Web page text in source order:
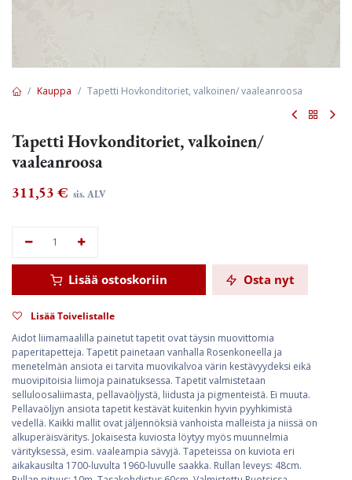
Kauppa Tapetti Hovkonditoriet, valkoinen/ vaaleanroosa
Tapetti Hovkonditoriet, valkoinen/
vaaleanroosa
311,53 € sis. ALV
Lisää ostoskoriin Osta nyt
Lisää Toivelistalle
Aidot liimamaalilla painetut tapetit ovat täysin muovittomia
paperitapetteja. Tapetit painetaan vanhalla Rosenkoneella ja
menetelmän ansiota ei tarvita muovikalvoa värin kestävyydeksi eikä
muovipitoisia liimoja painatuksessa. Tapetit valmistetaan
selluloosaliimasta, pellavaöljystä, liidusta ja pigmenteistä. Ei muuta.
Pellavaöljyn ansiota tapetit kestävät kuitenkin hyvin pyyhkimistä
vedellä. Kaikki mallit ovat jäljennöksiä vanhoista malleista ja niissä on
alkuperäisväritys. Jokaisesta kuviosta löytyy myös muunnelmia
värityksessä, esim. vaaleampia sävyjä. Tapeteissa on kuviota eri
aikakausilta 1700-luvulta 1960-luvulle saakka. Rullan leveys: 48cm.